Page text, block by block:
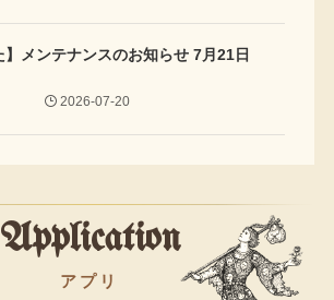
2026-07-20
】メンテナンスのお知らせ 7月21日
Application
アプリ